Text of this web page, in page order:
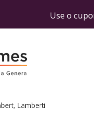
o cupom
Lamberti